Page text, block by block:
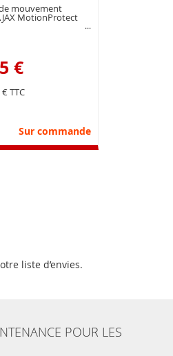
mouvement
MotionProtect
€
€
Sur commande
liste d’envies.
POUR LES